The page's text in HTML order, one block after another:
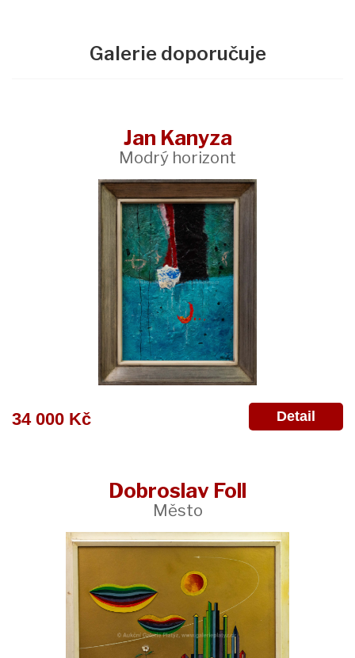
Galerie doporučuje
Jan Kanyza
Modrý horizont
34 000 Kč Detail
Dobroslav Foll
Město